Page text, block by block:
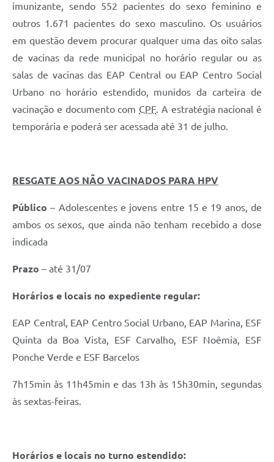
imunizante, sendo 552 pacientes do sexo feminino e
outros 1.671 pacientes do sexo masculino. Os usuários
em questão devem procurar qualquer uma das oito salas
de vacinas da rede municipal no horário regular ou as
salas de vacinas das EAP Central ou EAP Centro Social
Urbano no horário estendido, munidos da carteira de
vacinação e documento com CPF. A estratégia nacional é
temporária e poderá ser acessada até 31 de julho.
RESGATE AOS NÃO VACINADOS PARA HPV
Público – Adolescentes e jovens entre 15 e 19 anos, de
ambos os sexos, que ainda não tenham recebido a dose
indicada
Prazo – até 31/07
Horários e locais no expediente regular:
EAP Central, EAP Centro Social Urbano, EAP Marina, ESF
Quinta da Boa Vista, ESF Carvalho, ESF Noêmia, ESF
Ponche Verde e ESF Barcelos
7h15min às 11h45min e das 13h às 15h30min, segundas
às sextas-feiras.
Horários e locais no turno estendido: